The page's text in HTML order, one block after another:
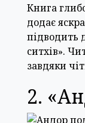
Книга
додає
підводить
ситхів».
завдяки
2.